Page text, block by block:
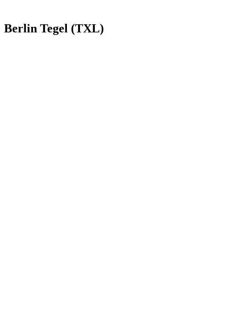
Berlin Tegel (TXL)